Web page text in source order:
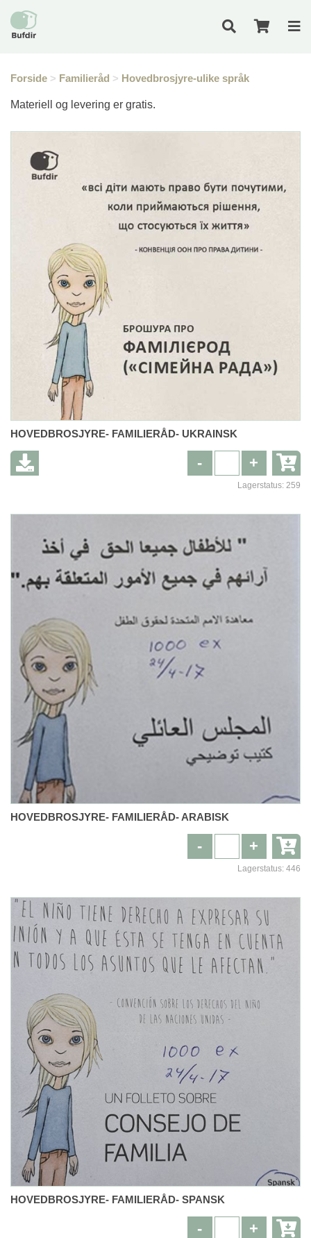
Forside > Familieråd > Hovedbrosjyre-ulike språk
Materiell og levering er gratis.
HOVEDBROSJYRE- FAMILIERÅD- UKRAINSK
+
-
Lagerstatus: 259
HOVEDBROSJYRE- FAMILIERÅD- ARABISK
+
-
Lagerstatus: 446
HOVEDBROSJYRE- FAMILIERÅD- SPANSK
+
-